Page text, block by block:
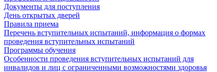
Документы для поступления
День открытых дверей
Правила приема
Перечень вступительных испытаний, информация о формах
проведения вступительных испытаний
Программы обучения
Особенности проведения вступительных испытаний для
инвалидов и лиц с ограниченными возможностями здоровья